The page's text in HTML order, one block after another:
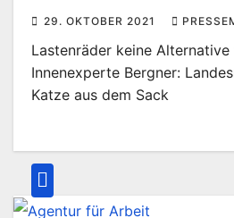
29. OKTOBER 2021
Lastenräder keine Alternative
Innenexperte Bergner:
Katze aus dem Sack